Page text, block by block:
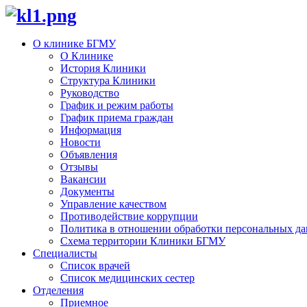
О клинике БГМУ
О Клинике
История Клиники
Структура Клиники
Руководство
График и режим работы
График приема граждан
Информация
Новости
Объявления
Отзывы
Вакансии
Документы
Управление качеством
Противодействие коррупции
Политика в отношении обработки персональных
Схема территории Клиники БГМУ
Специалисты
Список врачей
Список медицинских сестер
Отделения
Приемное